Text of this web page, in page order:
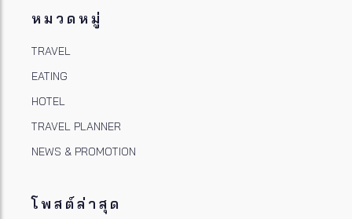
หมวดหมู่
TRAVEL
EATING
HOTEL
TRAVEL PLANNER
NEWS & PROMOTION
โพสต์ล่าสุด